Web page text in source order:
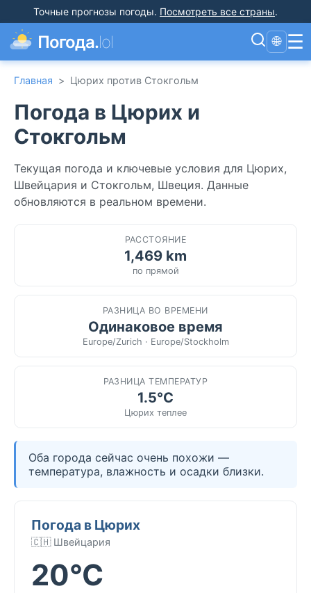
Точные прогнозы погоды. Посмотреть все страны.
Погода.lol 🌐 ☰
Главная > Цюрих против Стокгольм
Погода в Цюрих и
Стокгольм
Текущая погода и ключевые условия для Цюрих,
Швейцария и Стокгольм, Швеция. Данные
обновляются в реальном времени.
РАССТОЯНИЕ
1,469 km
по прямой
РАЗНИЦА ВО ВРЕМЕНИ
Одинаковое время
Europe/Zurich · Europe/Stockholm
РАЗНИЦА ТЕМПЕРАТУР
1.5°C
Цюрих теплее
Оба города сейчас очень похожи —
температура, влажность и осадки близки.
Погода в Цюрих
🇨🇭 Швейцария
20°C